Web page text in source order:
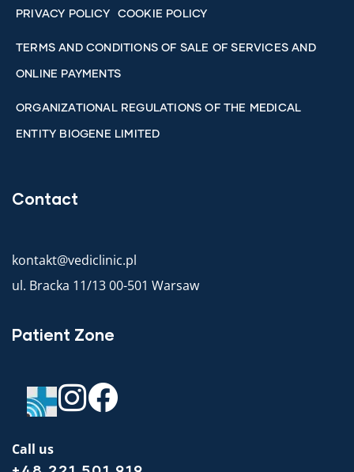
PRIVACY POLICY COOKIE POLICY
TERMS AND CONDITIONS OF SALE OF SERVICES AND
ONLINE PAYMENTS
ORGANIZATIONAL REGULATIONS OF THE MEDICAL
ENTITY BIOGENE LIMITED
Contact
kontakt@vediclinic.pl
ul. Bracka 11/13 00-501 Warsaw
Patient Zone
Call us